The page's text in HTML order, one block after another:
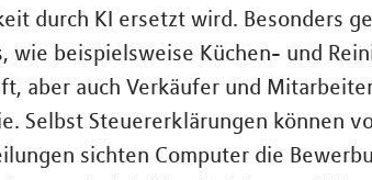
durch KI ersetzt wird. Besonders
wie beispielsweise Küchen- und
aber auch Verkäufer und
Selbst Steuererklärungen können
sichten Computer die